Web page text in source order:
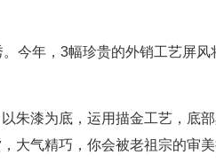
今年，3幅珍贵的外销工艺屏
朱漆为底，运用描金工艺，底
大气精巧，你会被老祖宗的审美